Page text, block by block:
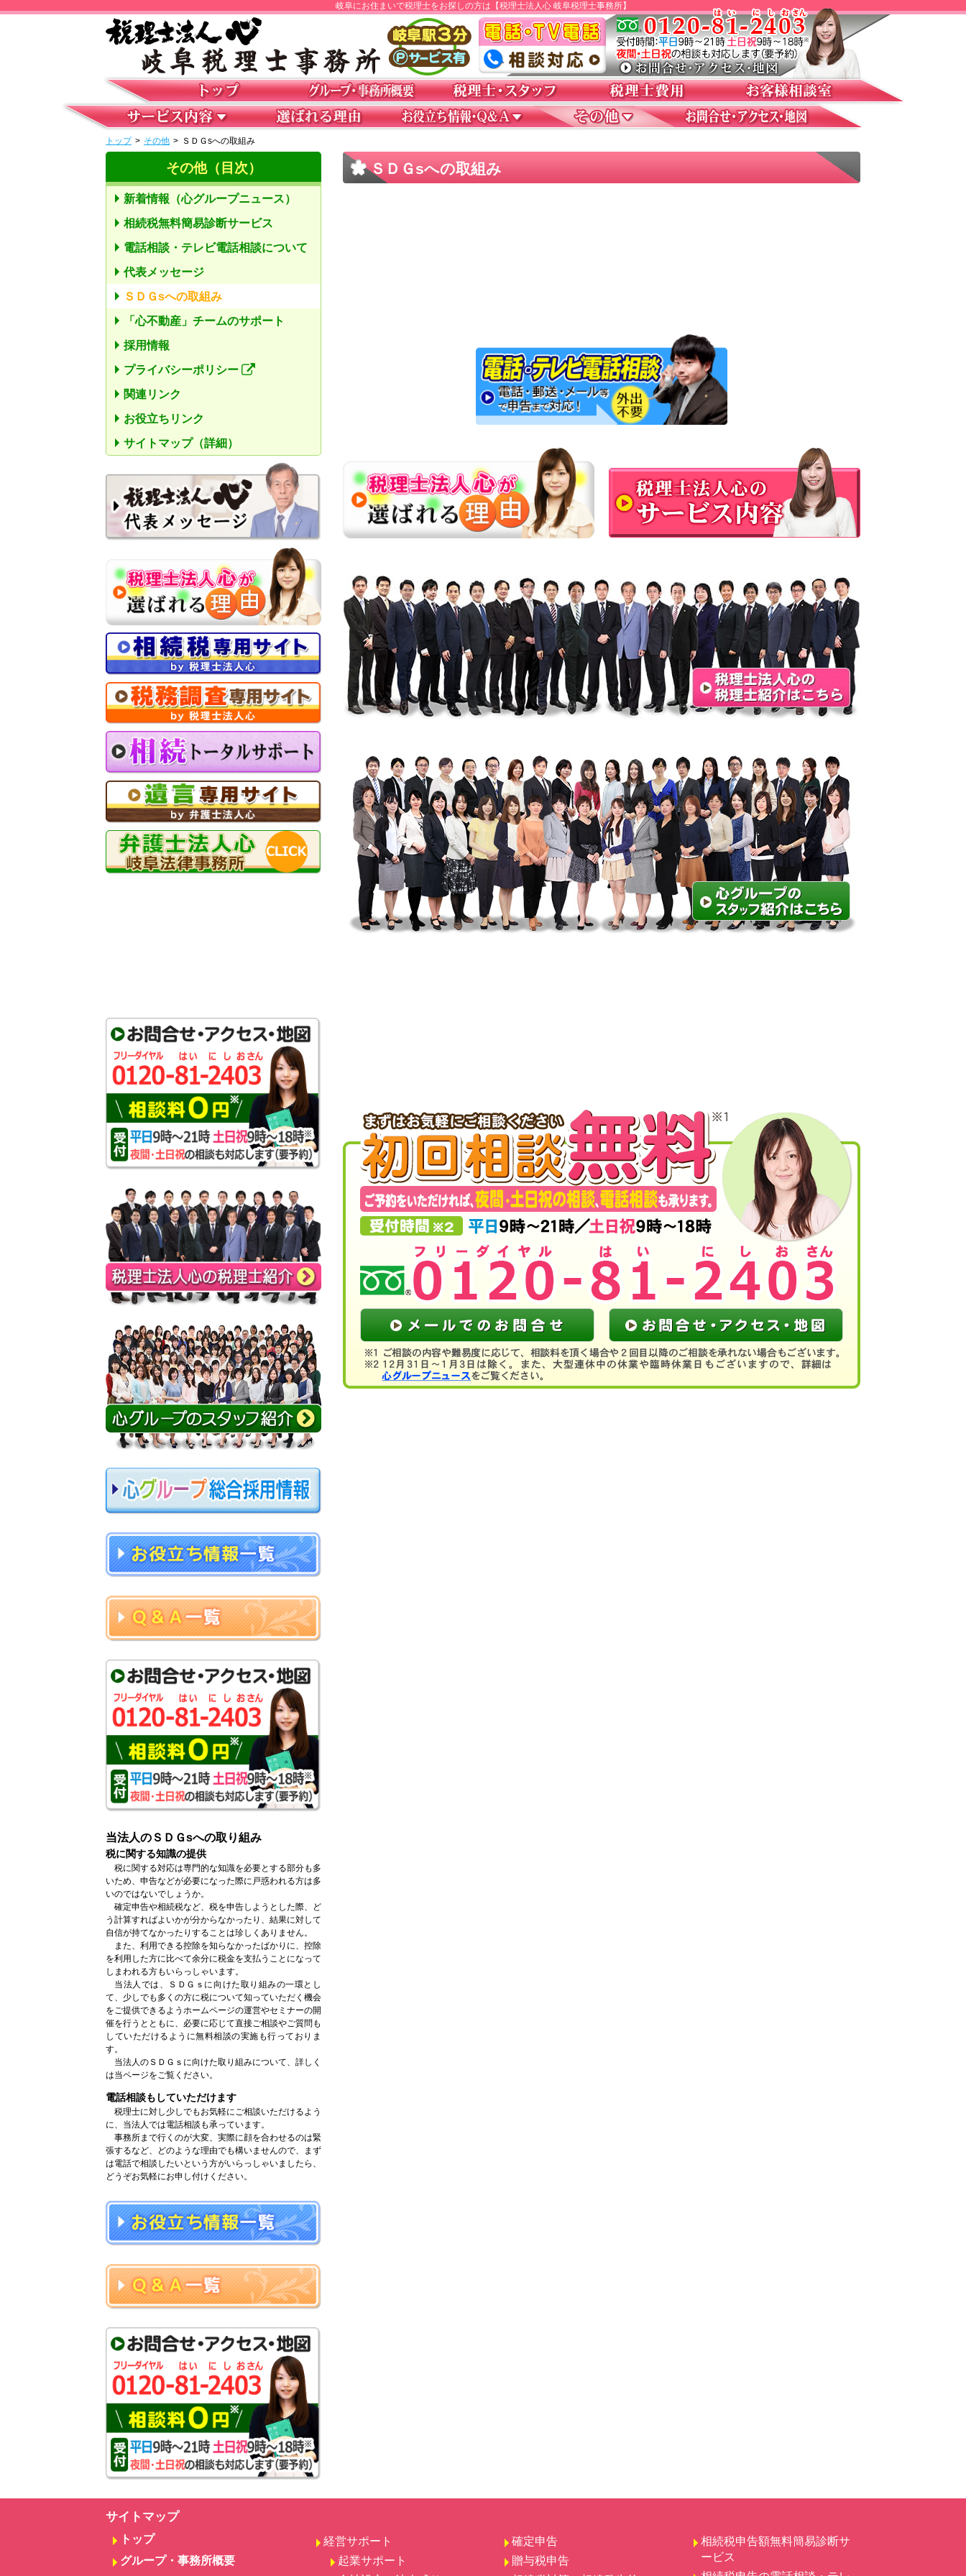
岐阜にお住まいで税理士をお探しの方は【税理士法人心 岐阜税理士事務所】
トップ > その他 > ＳＤＧsへの取組み
ＳＤＧsへの取組み
その他（目次）
新着情報（心グループニュース）
相続税無料簡易診断サービス
電話相談・テレビ電話相談について
代表メッセージ
ＳＤＧsへの取組み
「心不動産」チームのサポート
採用情報
プライバシーポリシー
関連リンク
お役立ちリンク
サイトマップ（詳細）
当法人のＳＤＧsへの取り組み
税に関する知識の提供
税に関する対応は専門的な知識を必要とする部分も多
いため、申告などが必要になった際に戸惑われる方は多
いのではないでしょうか。
確定申告や相続税など、税を申告しようとした際、ど
う計算すればよいかが分からなかったり、結果に対して
自信が持てなかったりすることは珍しくありません。
また、利用できる控除を知らなかったばかりに、控除
を利用した方に比べて余分に税金を支払うことになって
しまわれる方もいらっしゃいます。
当法人では、ＳＤＧｓに向けた取り組みの一環とし
て、少しでも多くの方に税について知っていただく機会
をご提供できるようホームページの運営やセミナーの開
催を行うとともに、必要に応じて直接ご相談やご質問も
していただけるように無料相談の実施も行っておりま
す。
当法人のＳＤＧｓに向けた取り組みについて、詳しく
は当ページをご覧ください。
電話相談もしていただけます
税理士に対し少しでもお気軽にご相談いただけるよう
に、当法人では電話相談も承っています。
事務所まで行くのが大変、実際に顔を合わせるのは緊
張するなど、どのような理由でも構いませんので、まず
は電話で相談したいという方がいらっしゃいましたら、
どうぞお気軽にお申し付けください。
サイトマップ
トップ
グループ・事務所概要
経営サポート
起業サポート
確定申告
贈与税申告
相続税申告額無料簡易診断サ
ービス